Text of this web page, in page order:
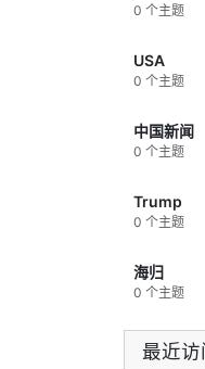
0 个主题
USA
0 个主题
中国新闻
0 个主题
Trump
0 个主题
海归
0 个主题
最近